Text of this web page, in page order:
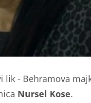
lik - Behramova
Nursel Kose.